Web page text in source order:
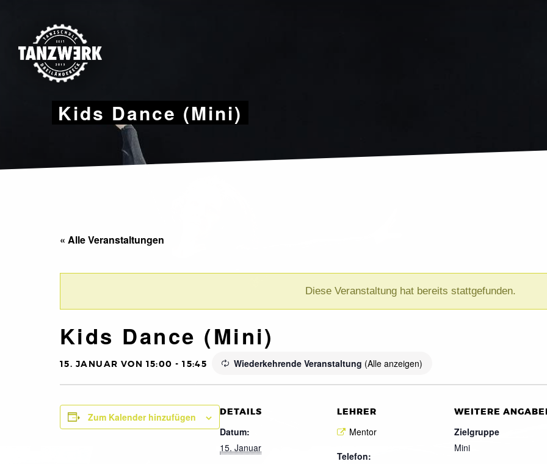
Kids Dance (Mini)
« Alle Veranstaltungen
Diese Veranstaltung hat bereits stattgefunden.
Kids Dance (Mini)
15. JANUAR VON 15:00 -15:45 Wiederkehrende Veranstaltung (Alle anzeigen)
Zum Kalender hinzufügen DETAILS
Datum:
15. Januar
LEHRER
Mentor
Telefon:
WEITERE
Zielgruppe
Mini